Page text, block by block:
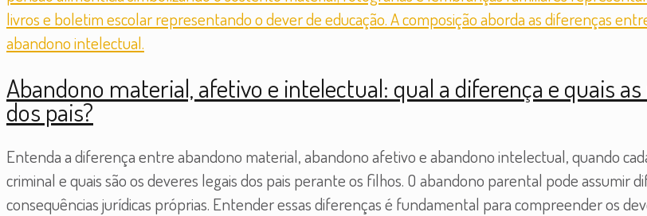
Abandono material, afetivo e intelectual: qual a diferença e quais
dos pais?
Entenda a diferença entre abandono material, abandono afetivo e abandono intelectual, quando
criminal e quais são os deveres legais dos pais perante os filhos. O abandono parental pode assumir
consequências jurídicas próprias. Entender essas diferenças é fundamental para compreender os